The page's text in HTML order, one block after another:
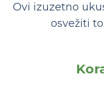
Ovi izuzetno
osvežiti